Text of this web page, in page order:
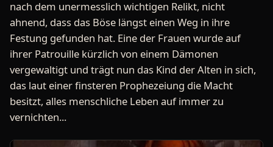
nach dem unermesslich wichtigen Relikt, nicht
ahnend, dass das Böse längst einen Weg in ihre
Festung gefunden hat. Eine der Frauen wurde auf
ihrer Patrouille kürzlich von einem Dämonen
vergewaltigt und trägt nun das Kind der Alten in sich,
das laut einer finsteren Prophezeiung die Macht
besitzt, alles menschliche Leben auf immer zu
vernichten...